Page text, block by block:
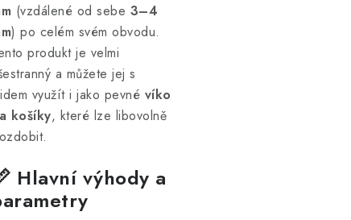
(vzdálené od sebe 3–4
) po celém svém obvodu.
produkt je velmi
a můžete jej s
využít i jako pevné víko
košíky, které lze libovolně
Hlavní výhody a